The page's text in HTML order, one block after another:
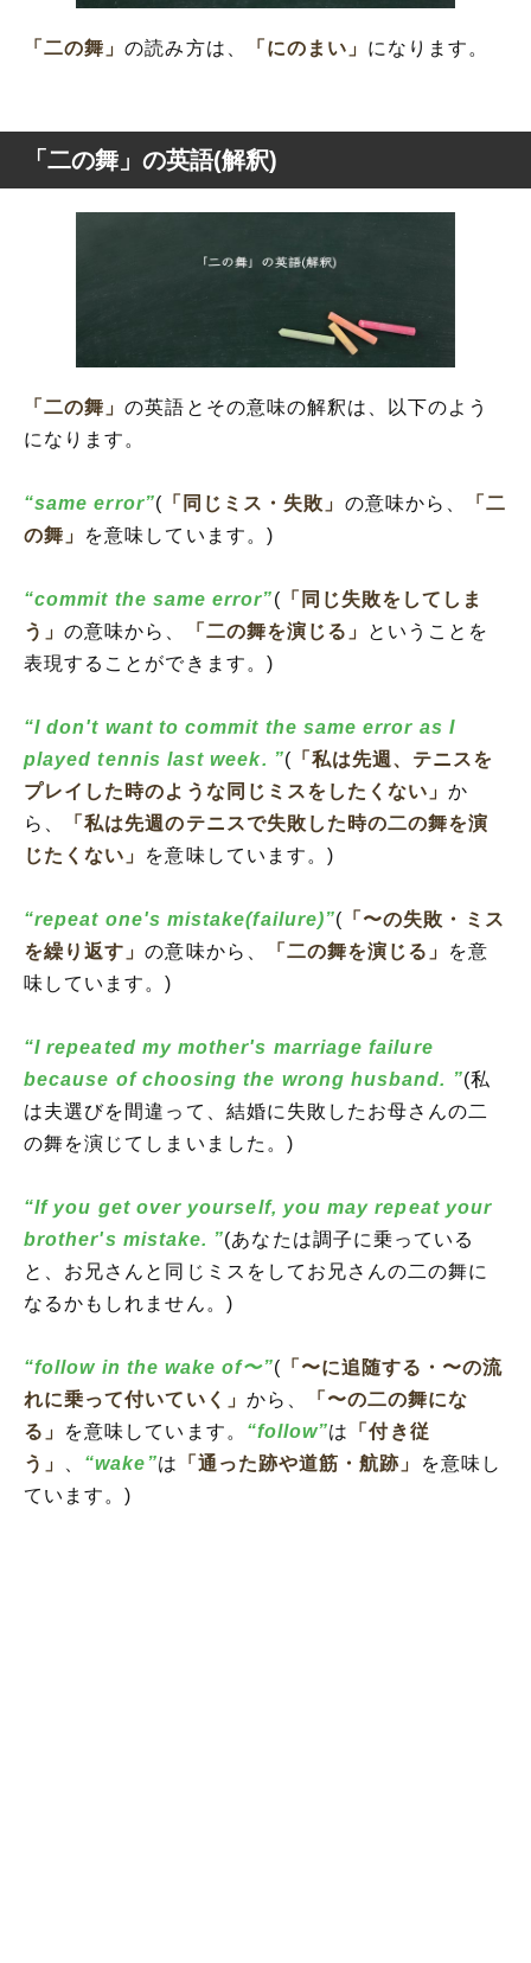
「二の舞」の読み方は、 「にのまい」 になります。
「二の舞」の英語(解釈)
「二の舞」の英語とその意味の解釈は、以下のよう
になります。
“same error”( 「同じミス・失敗」 の意味から、
「二
の舞」
を意味しています。)
“commit the same error”( 「同じ失敗をしてしま
う」の意味から、 「二の舞を演じる」
ということを
表現することができます。)
“I don't want to commit the same error as I
played tennis last week. ”( 「私は先週、テニスを
プレイした時のような同じミスをしたくない」か
ら、
「私は先週のテニスで失敗した時の二の舞を演
じたくない」 を意味しています。)
“repeat one's mistake(failure)”( 「〜の失敗・ミス
を繰り返す」の意味から、 「二の舞を演じる」 を意
味しています。)
“I repeated my mother's marriage failure
because of choosing the wrong husband. ”(私
は夫選びを間違って、結婚に失敗したお母さんの二
の舞を演じてしまいました。)
“If you get over yourself, you may repeat your
brother's mistake. ”(あなたは調子に乗っている
と、お兄さんと同じミスをしてお兄さんの二の舞に
なるかもしれません。)
“follow in the wake of〜”( 「〜に追随する・〜の流
れに乗って付いていく」 から、
「〜の二の舞にな
る」
を意味しています。 “follow”は
「付き従
う」
“wake”は 「通った跡や道筋・航跡」
を意味し
ています。)